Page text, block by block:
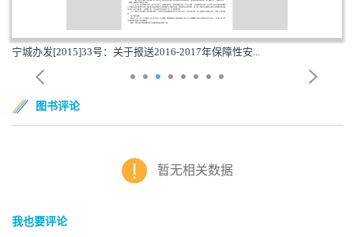
宁城办发[2015]33号：关于报送2016-2017年保障性安...
图书评论
暂无相关数据
我也要评论